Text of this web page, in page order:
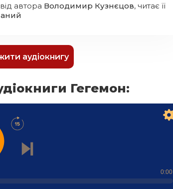
від автора Володимир Кузнєцов, читає її
аудіокнигу
Гегемон:
0:00